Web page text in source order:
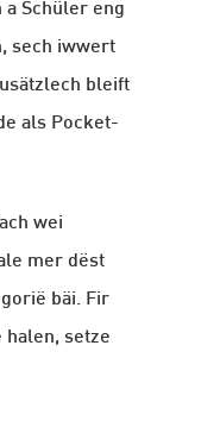
Schüler eng
sech iwwert
bleift
als Pocket-
wei
mer dëst
bäi. Fir
halen, setze